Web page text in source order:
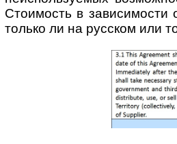
Стоимость в зависимости
только ли на русском или